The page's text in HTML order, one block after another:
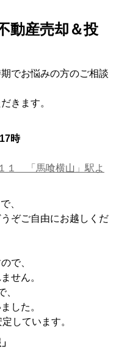
動産売却＆投
でお悩みの方のご相談
きます。
時
１ 「馬喰横山」駅よ
、
ぞご自由にお越しくだ
で、
せん。
、
した。
しています。